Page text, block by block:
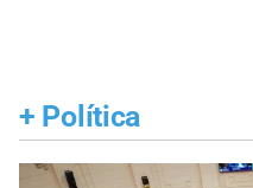
+ Política